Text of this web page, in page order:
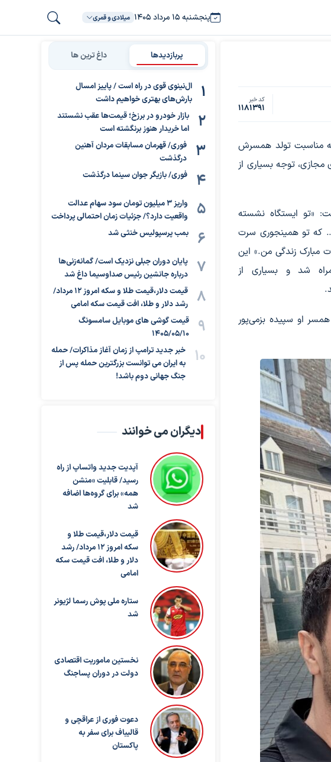
پنجشنبه ۱۵ مرداد ۱۴۰۵ میلادی و قمری
کد خبر
1181391
به مناسبت تولد همسرش
توجه بسیاری از
«تو ایستگاه نشسته
که تو همینجوری سرت
مبارک زندگی من.» این
شد و بسیاری از
رسید. همسر او سپیده بزمی‌پور
پربازدیدها داغ ترین ها
ال‌نینوی قوی در راه است / پاییز امسال
بارش‌های بهتری خواهیم داشت
بازار خودرو در برزخ؛ قیمت‌ها عقب نشستند
اما خریدار هنوز برنگشته است
فوری/ قهرمان مسابقات مردان آهنین
درگذشت
فوری/ بازیگر جوان سینما درگذشت
واریز ۳ میلیون تومان سود سهام عدالت
واقعیت دارد؟/ جزئیات زمان احتمالی پرداخت
بمب پرسپولیس خنثی شد
پایان دوران جبلی نزدیک است/ گمانه‌زنی‌ها
درباره جانشین رئیس صداوسیما داغ شد
قیمت دلار،قیمت طلا و سکه امروز ۱۲ مرداد/
رشد دلار و طلا، افت قیمت سکه امامی
قیمت گوشی های موبایل سامسونگ
1405/05/10
خبر جدید ترامپ از زمان آغاز مذاکرات/ حمله
به ایران می توانست بزرگترین حمله پس از
جنگ جهانی دوم باشد!
دیگران می خوانند
آپدیت جدید واتساپ از راه
رسید/ قابلیت «منشن
همه» برای گروه‌ها اضافه
شد
قیمت دلار،قیمت طلا و
سکه امروز ۱۲ مرداد/ رشد
دلار و طلا، افت قیمت سکه
امامی
ستاره ملی پوش رسما لژیونر
شد
نخستین ماموریت اقتصادی
دولت در دوران پساجنگ
دعوت فوری از عراقچی و
قالیباف برای سفر به
پاکستان